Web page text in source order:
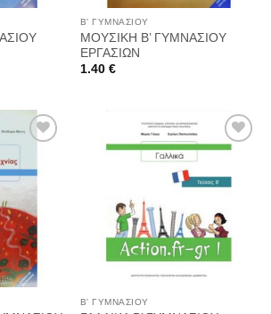
Β' ΓΥΜΝΑΣΙΟΥ
ΜΟΥΣΙΚΗ Β’ ΓΥΜΝΑΣΙΟΥ
ΕΡΓΑΣΙΩΝ
1.40 €
Προσθήκη
Wishlist
Προσθήκη
Wishlist
Β' ΓΥΜΝΑΣΙΟΥ